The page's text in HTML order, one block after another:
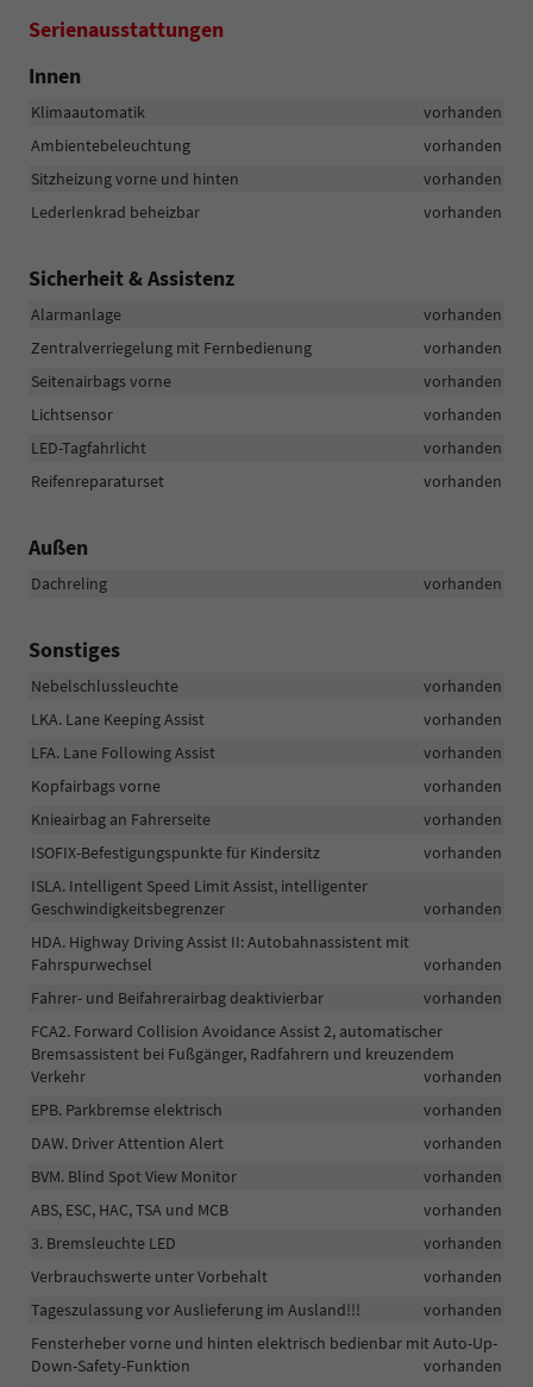
Serienausstattungen
Innen
Klimaautomatik
vorhanden
Ambientebeleuchtung
vorhanden
Sitzheizung vorne und hinten
vorhanden
Lederlenkrad beheizbar
vorhanden
Sicherheit & Assistenz
Alarmanlage
vorhanden
Zentralverriegelung mit Fernbedienung
vorhanden
Seitenairbags vorne
vorhanden
Lichtsensor
vorhanden
LED-Tagfahrlicht
vorhanden
Reifenreparaturset
vorhanden
Außen
Dachreling vorhanden
Sonstiges
Nebelschlussleuchte
vorhanden
LKA. Lane Keeping Assist
vorhanden
LFA. Lane Following Assist
vorhanden
Kopfairbags vorne
vorhanden
Knieairbag an Fahrerseite
vorhanden
ISOFIX-Befestigungspunkte für Kindersitz
vorhanden
ISLA. Intelligent Speed Limit Assist, intelligenter
Geschwindigkeitsbegrenzer
vorhanden
HDA. Highway Driving Assist II: Autobahnassistent mit
Fahrspurwechsel
vorhanden
Fahrer- und Beifahrerairbag deaktivierbar
vorhanden
FCA2. Forward Collision Avoidance Assist 2, automatischer
Bremsassistent bei Fußgänger, Radfahrern und kreuzendem
Verkehr
vorhanden
EPB. Parkbremse elektrisch
vorhanden
DAW. Driver Attention Alert
vorhanden
BVM. Blind Spot View Monitor
vorhanden
ABS, ESC, HAC, TSA und MCB
vorhanden
3. Bremsleuchte LED
vorhanden
Verbrauchswerte unter Vorbehalt
vorhanden
Tageszulassung vor Auslieferung im Ausland!!!
vorhanden
Fensterheber vorne und hinten elektrisch bedienbar mit Auto-Up-
Down-Safety-Funktion
vorhanden